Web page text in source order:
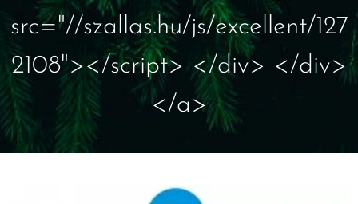
src="//szallas.hu/js/excellent/127
2108"></script> </div> </div>
</a>